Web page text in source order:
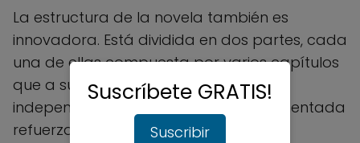
La estructura de la novela también es
innovadora. Está dividida en dos partes, cada
una de ellas compuesta por varios capítulos
que a su vez se dividen en episodios
independientes. Esta estructura fragmentada
refuerza la idea de que la realidad es
Suscríbete GRATIS!
Suscribir